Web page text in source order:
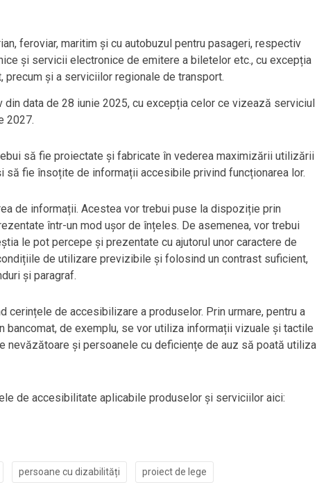
feroviar, maritim și cu autobuzul pentru pasageri, respectiv
și servicii electronice de emitere a biletelor etc., cu excepția
și a serviciilor regionale de transport.
data de 28 iunie 2025, cu excepția celor ce vizează serviciul
2027.
să fie proiectate și fabricate în vederea maximizării utilizării
fie însoțite de informații accesibile privind funcționarea lor.
de informații. Acestea vor trebui puse la dispoziție prin
într-un mod ușor de înțeles. De asemenea, vor trebui
le pot percepe și prezentate cu ajutorul unor caractere de
de utilizare previzibile și folosind un contrast suficient,
și paragraf.
cerințele de accesibilizare a produselor. Prin urmare, pentru a
bancomat, de exemplu, se vor utiliza informații vizuale și tactile
nevăzătoare și persoanele cu deficiențe de auz să poată utiliza
de accesibilitate aplicabile produselor și serviciilor aici:
persoane cu dizabilități
proiect de lege